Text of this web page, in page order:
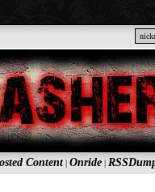
Content| Onride|